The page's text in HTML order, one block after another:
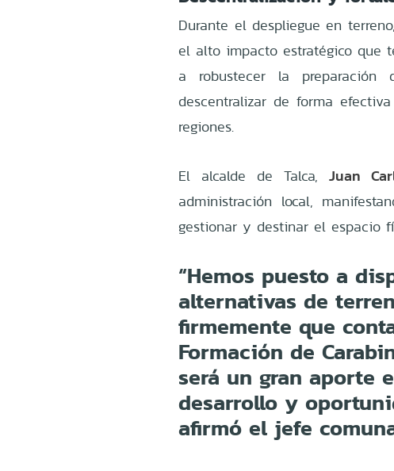
Durante el despliegue en
el alto impacto estratégico que
a robustecer la preparación
descentralizar de forma
regiones.
El alcalde de Talca,Juan
administración local,
gestionar y destinar el espacio
“Hemos puesto a
alternativas de
firmemente que
Formación de
será un gran aporte
desarrollo y
afirmó el jefe